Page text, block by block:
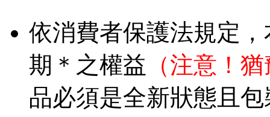
依消費者保護法規定
期＊之權益 （注意！
品必須是全新狀態且